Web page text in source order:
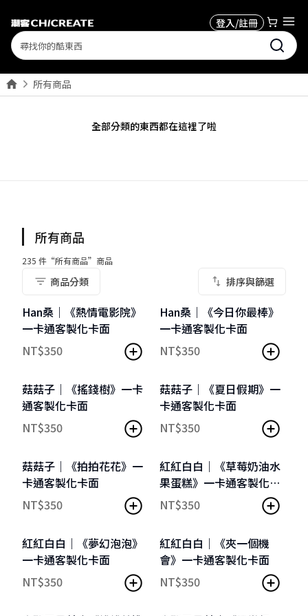
Search
登入/註冊
所有商品
全部分類的東西都在這裡了啦
所有商品
235 件“所有商品”商品
商品分類 排序與篩選
客製化卡框
Han桑｜《熱情電影院》
一卡通客製化卡面
NT$350
客製化卡框
Han桑｜《今日你最棒》
一卡通客製化卡面
NT$350
客製化卡框
菇菇子｜《搖錢樹》一卡
通客製化卡面
NT$350
客製化卡框
菇菇子｜《夏日假期》一
卡通客製化卡面
NT$350
客製化卡框
菇菇子｜《拍拍花花》一
卡通客製化卡面
NT$350
客製化卡框
紅紅白白｜《草莓奶油水
果蛋糕》一卡通客製化卡
面
NT$350
客製化卡框
紅紅白白｜《夢幻泡泡》
一卡通客製化卡面
NT$350
客製化卡框
紅紅白白｜《夾一個機
會》一卡通客製化卡面
NT$350
客製化卡框 客製化卡框